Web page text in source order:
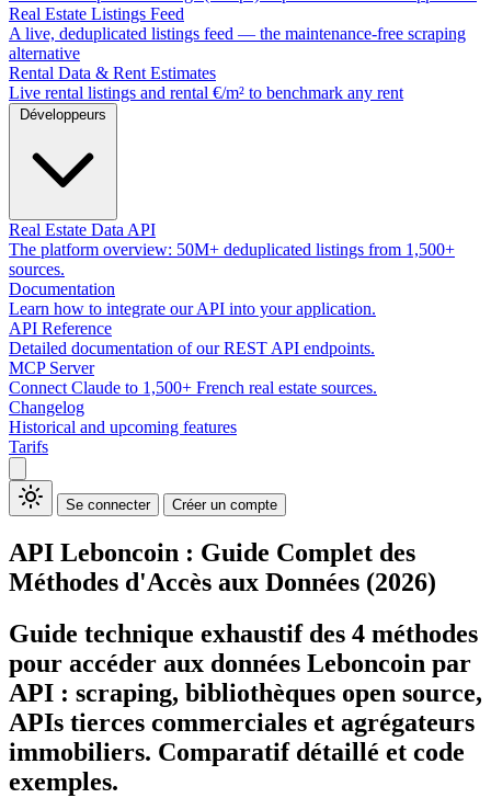
Real Estate Listings Feed
A live, deduplicated listings feed — the maintenance-free scraping
alternative
Rental Data & Rent Estimates
Live rental listings and rental €/m² to benchmark any rent
Développeurs
Real Estate Data API
The platform overview: 50M+ deduplicated listings from 1,500+
sources.
Documentation
Learn how to integrate our API into your application.
API Reference
Detailed documentation of our REST API endpoints.
MCP Server
Connect Claude to 1,500+ French real estate sources.
Changelog
Historical and upcoming features
Tarifs
Se connecter Créer un compte
API Leboncoin : Guide Complet des
Méthodes d'Accès aux Données (2026)
Guide technique exhaustif des 4 méthodes
pour accéder aux données Leboncoin par
API : scraping, bibliothèques open source,
APIs tierces commerciales et agrégateurs
immobiliers. Comparatif détaillé et code
exemples.